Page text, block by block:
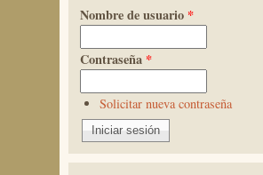
Nombre de usuario *
Contraseña *
Solicitar nueva contraseña